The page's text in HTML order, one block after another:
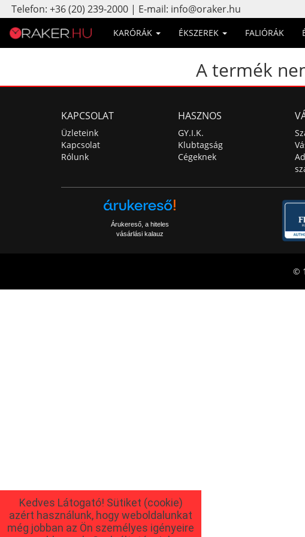
Telefon: +36 (20) 239-2000 | E-mail: info@oraker.hu
KARÓRÁK ÉKSZEREK FALIÓRÁK
A termék
KAPCSOLAT
Üzleteink
Kapcsolat
Rólunk
HASZNOS
GY.I.K.
Klubtagság
Cégeknek
Árukereső, a hiteles
vásárlási kalauz
©
Kedves Látogató! Sütiket (cookie)
azért használunk, hogy weboldalunkat
még jobban az Ön személyes igényeire